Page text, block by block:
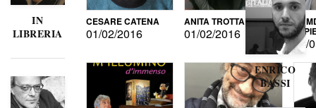
IN
LIBRERIA
CESARE CATENA
01/02/2016
ANITA TROTTA
01/02/2016 DI
15/
ENRICO
BASSI